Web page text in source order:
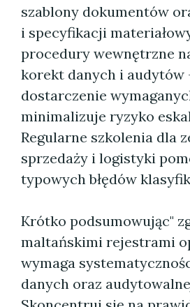
szablony dokumentów
i specyfikacji
procedury wewnętrzne
korekt danych i audytów
dostarczenie
minimalizuje ryzyko
Regularne szkolenia dla
sprzedaży i logistyki
typowych błędów
Krótko podsumowując"
maltańskimi rejestrami
wymaga
danych oraz